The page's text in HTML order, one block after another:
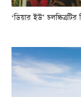
‘ডিয়ার ইউ’